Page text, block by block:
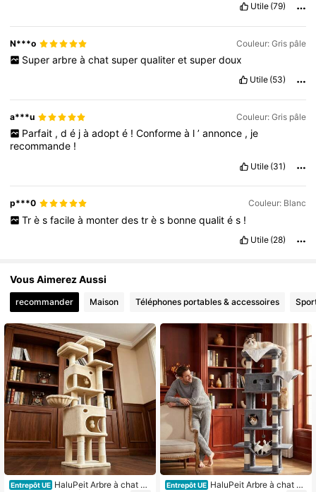
Utile (79)
N***o Couleur: Gris pâle
Super arbre à chat super qualiter et super doux
Utile (53)
a***u Couleur: Gris pâle
Parfait , d é j à adopt é ! Conforme à l ’ annonce , je
recommande !
Utile (31)
p***0 Couleur: Blanc
Tr è s facile à monter des tr è s bonne qualit é s !
Utile (28)
Vous Aimerez Aussi
recommander Maison Téléphones portables & accessoires
Entrepôt UE HaluPeit Arbre à chat be
Entrepôt UE HaluPeit Arbre à chat de